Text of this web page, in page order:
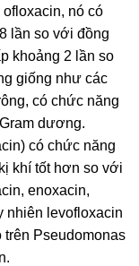
nó có
lần so với đồng
khoảng 2 lần so
giống như các
có chức năng
dương.
có chức năng
khí tốt hơn so với
enoxacin,
nhiên levofloxacin
Pseudomonas